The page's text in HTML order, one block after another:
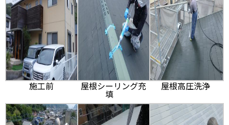
施工前 屋根シーリング充
填
屋根高圧洗浄